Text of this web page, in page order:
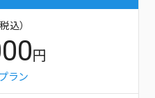
込）
円
ラン